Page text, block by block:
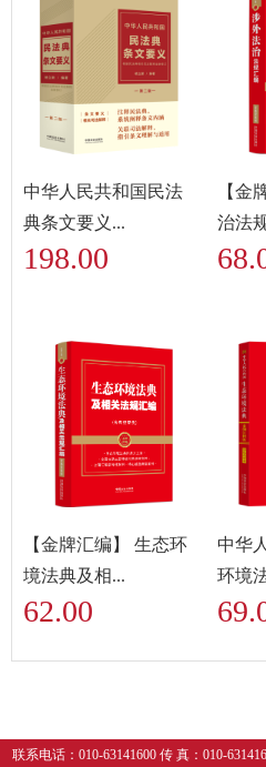
中华人民共和国民法
典条文要义...
198.00
【金
治法
【金牌汇编】 生态环
境法典及相...
62.00
中华
环境
联系电话：010-63141600 传 真：010-